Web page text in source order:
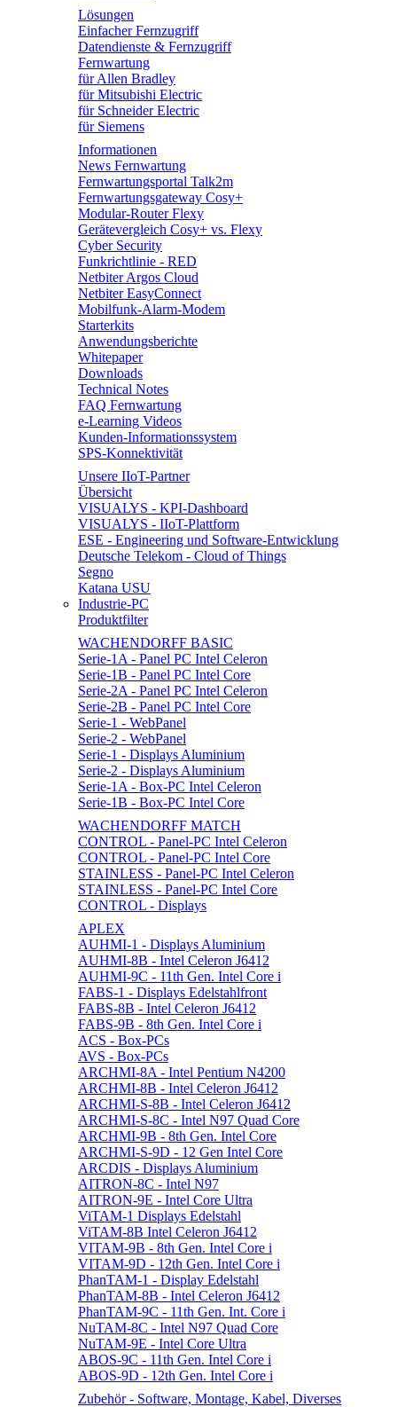
Lösungen
Einfacher Fernzugriff
Datendienste & Fernzugriff
Fernwartung
für Allen Bradley
für Mitsubishi Electric
für Schneider Electric
für Siemens
Informationen
News Fernwartung
Fernwartungsportal Talk2m
Fernwartungsgateway Cosy+
Modular-Router Flexy
Gerätevergleich Cosy+ vs. Flexy
Cyber Security
Funkrichtlinie - RED
Netbiter Argos Cloud
Netbiter EasyConnect
Mobilfunk-Alarm-Modem
Starterkits
Anwendungsberichte
Whitepaper
Downloads
Technical Notes
FAQ Fernwartung
e-Learning Videos
Kunden-Informationssystem
SPS-Konnektivität
Unsere IIoT-Partner
Übersicht
VISUALYS - KPI-Dashboard
VISUALYS - IIoT-Plattform
ESE - Engineering und Software-Entwicklung
Deutsche Telekom - Cloud of Things
Segno
Katana USU
Industrie-PC
Produktfilter
WACHENDORFF BASIC
Serie-1A - Panel PC Intel Celeron
Serie-1B - Panel PC Intel Core
Serie-2A - Panel PC Intel Celeron
Serie-2B - Panel PC Intel Core
Serie-1 - WebPanel
Serie-2 - WebPanel
Serie-1 - Displays Aluminium
Serie-2 - Displays Aluminium
Serie-1A - Box-PC Intel Celeron
Serie-1B - Box-PC Intel Core
WACHENDORFF MATCH
CONTROL - Panel-PC Intel Celeron
CONTROL - Panel-PC Intel Core
STAINLESS - Panel-PC Intel Celeron
STAINLESS - Panel-PC Intel Core
CONTROL - Displays
APLEX
AUHMI-1 - Displays Aluminium
AUHMI-8B - Intel Celeron J6412
AUHMI-9C - 11th Gen. Intel Core i
FABS-1 - Displays Edelstahlfront
FABS-8B - Intel Celeron J6412
FABS-9B - 8th Gen. Intel Core i
ACS - Box-PCs
AVS - Box-PCs
ARCHMI-8A - Intel Pentium N4200
ARCHMI-8B - Intel Celeron J6412
ARCHMI-S-8B - Intel Celeron J6412
ARCHMI-S-8C - Intel N97 Quad Core
ARCHMI-9B - 8th Gen. Intel Core
ARCHMI-S-9D - 12 Gen Intel Core
ARCDIS - Displays Aluminium
AITRON-8C - Intel N97
AITRON-9E - Intel Core Ultra
ViTAM-1 Displays Edelstahl
ViTAM-8B Intel Celeron J6412
VITAM-9B - 8th Gen. Intel Core i
VITAM-9D - 12th Gen. Intel Core i
PhanTAM-1 - Display Edelstahl
PhanTAM-8B - Intel Celeron J6412
PhanTAM-9C - 11th Gen. Int. Core i
NuTAM-8C - Intel N97 Quad Core
NuTAM-9E - Intel Core Ultra
ABOS-9C - 11th Gen. Intel Core i
ABOS-9D - 12th Gen. Intel Core i
Zubehör - Software, Montage, Kabel, Diverses